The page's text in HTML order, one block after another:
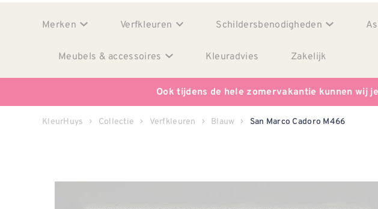
Merken Verfkleuren Schildersbenodigheden
Meubels & accessoires Kleuradvies Zakelijk
Ook tijdens de hele zomervakantie kunnen wij
KleurHuys Collectie Verfkleuren Blauw San Marco Cadoro M466